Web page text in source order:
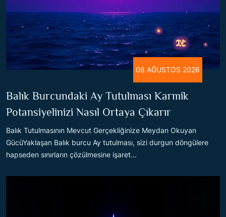
08 AĞUSTOS 2026
Balık Burcundaki Ay Tutulması Karmik
Potansiyelinizi Nasıl Ortaya Çıkarır
Balık Tutulmasının Mevcut Gerçekliğinize Meydan Okuyan
GücüYaklaşan Balık burcu Ay tutulması, sizi durgun döngülere
hapseden sınırların çözülmesine işaret...